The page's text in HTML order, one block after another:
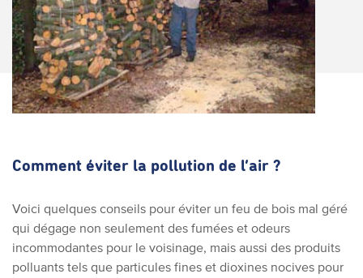
Comment éviter la pollution de l’air ?
Voici quelques conseils pour éviter un feu de bois mal géré
qui dégage non seulement des fumées et odeurs
incommodantes pour le voisinage, mais aussi des produits
polluants tels que particules fines et dioxines nocives pour